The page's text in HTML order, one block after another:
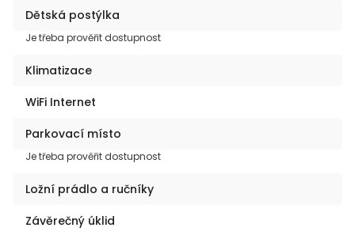
Dětská postýlka
Je třeba prověřit dostupnost
Klimatizace
WiFi Internet
Parkovací místo
Je třeba prověřit dostupnost
Ložní prádlo a ručníky
Závěrečný úklid